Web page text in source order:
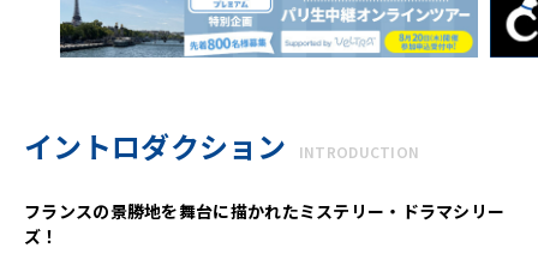
イントロダクション INTRODUCTION
フランスの景勝地を舞台に描かれたミステリー・ドラマシリー
ズ！